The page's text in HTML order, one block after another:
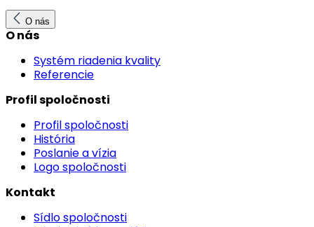
O nás
O nás
Systém riadenia kvality
Referencie
Profil spoločnosti
Profil spoločnosti
História
Poslanie a vízia
Logo spoločnosti
Kontakt
Sídlo spoločnosti